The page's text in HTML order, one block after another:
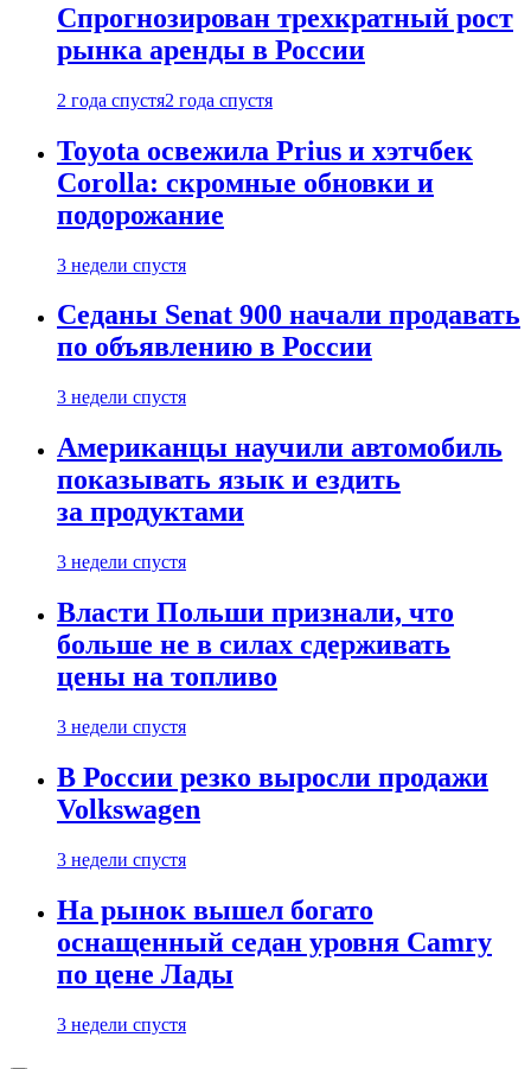
Спрогнозирован трехкратный рост
рынка аренды в России
2 года спустя2 года спустя
Toyota освежила Prius и хэтчбек
Corolla: скромные обновки и
подорожание
3 недели спустя
Седаны Senat 900 начали продавать
по объявлению в России
3 недели спустя
Американцы научили автомобиль
показывать язык и ездить
за продуктами
3 недели спустя
Власти Польши признали, что
больше не в силах сдерживать
цены на топливо
3 недели спустя
В России резко выросли продажи
Volkswagen
3 недели спустя
На рынок вышел богато
оснащенный седан уровня Camry
по цене Лады
3 недели спустя